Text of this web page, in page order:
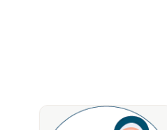
Morocco, Algeria,